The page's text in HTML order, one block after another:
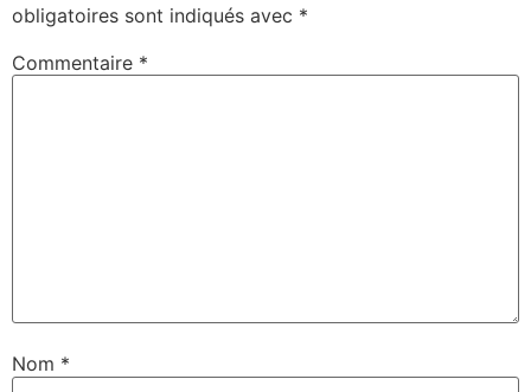
obligatoires sont indiqués avec *
Commentaire *
Nom *